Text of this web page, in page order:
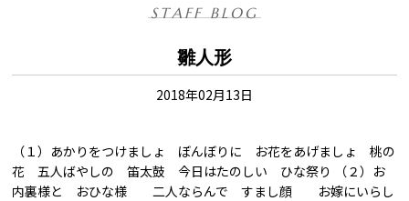
STAFF BLOG
雛人形
2018年02月13日
（１）あかりをつけましょ ぼんぼりに お花をあげましょ 桃の
花 五人ばやしの 笛太鼓 今日はたのしい ひな祭り （２）お
内裏様と おひな様 二人ならんで すまし顔 お嫁にいらし